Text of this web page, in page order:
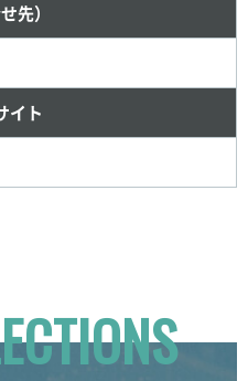
先）
イト